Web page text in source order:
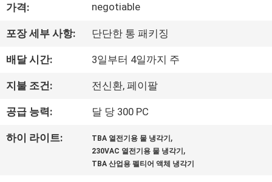
우
리
에
대
하
여
가격: negotiable
포장 세부 사항: 단단한 통 패키징
배달 시간: 3일부터 4일까지 주
지불 조건: 전신환, 페이팔
공급 능력: 달 당 300 PC
하이 라이트: TBA 열전기용 물 냉각기 ,
230VAC 열전기용 물 냉각기 ,
TBA 산업용 펠티어 액체 냉각기